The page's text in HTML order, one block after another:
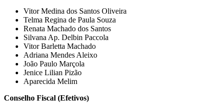
Vitor Medina dos Santos Oliveira
Telma Regina de Paula Souza
Renata Machado dos Santos
Silvana Ap. Delbin Paccola
Vitor Barletta Machado
Adriana Mendes Aleixo
João Paulo Marçola
Jenice Lilian Pizão
Aparecida Melim
Conselho Fiscal (Efetivos)